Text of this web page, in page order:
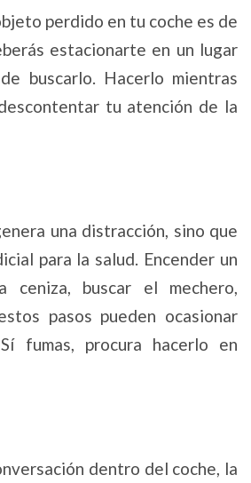
perdido en tu coche es de
estacionarte en un lugar
buscarlo. Hacerlo mientras
tu atención de la
una distracción, sino que
para la salud. Encender un
ceniza, buscar el mechero,
pasos pueden ocasionar
fumas, procura hacerlo en
dentro del coche, la